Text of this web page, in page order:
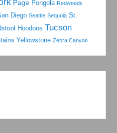
Page Pongola Redwoods
Diego Seattle Sequoia St.
Hoodoos Tucson
Yellowstone Zebra Canyon